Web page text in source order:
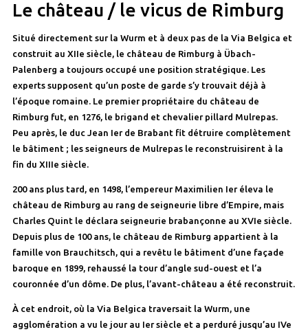
Le château / le vicus de Rimburg
Situé directement sur la Wurm et à deux pas de la Via Belgica et
construit au XIIe siècle, le château de Rimburg à Übach-
Palenberg a toujours occupé une position stratégique. Les
experts supposent qu’un poste de garde s’y trouvait déjà à
l’époque romaine. Le premier propriétaire du château de
Rimburg fut, en 1276, le brigand et chevalier pillard Mulrepas.
Peu après, le duc Jean Ier de Brabant fit détruire complètement
le bâtiment ; les seigneurs de Mulrepas le reconstruisirent à la
fin du XIIIe siècle.
200 ans plus tard, en 1498, l’empereur Maximilien Ier éleva le
château de Rimburg au rang de seigneurie libre d’Empire, mais
Charles Quint le déclara seigneurie brabançonne au XVIe siècle.
Depuis plus de 100 ans, le château de Rimburg appartient à la
famille von Brauchitsch, qui a revêtu le bâtiment d’une façade
baroque en 1899, rehaussé la tour d’angle sud-ouest et l’a
couronnée d’un dôme. De plus, l’avant-château a été reconstruit.
À cet endroit, où la Via Belgica traversait la Wurm, une
agglomération a vu le jour au Ier siècle et a perduré jusqu’au IVe